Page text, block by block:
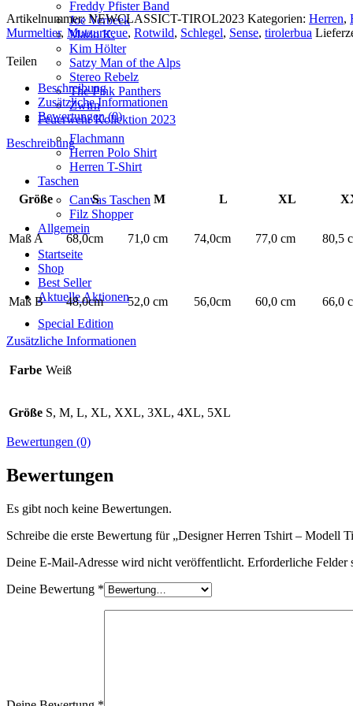
Freddy Pfister Band
Joe Verbeek
Mario K.
Kim Hölter
Satzy Man of the Alps
Stereo Rebelz
The Pink Panthers
Zwirn
Feuerwehr Kollektion 2023
Flachmann
Herren Polo Shirt
Herren T-Shirt
Taschen
Canvas Taschen
Filz Shopper
Allgemein
Startseite
Shop
Best Seller
Aktuelle Aktionen
Special Edition
Modell
Tirol
Editon
2024
Artikelnummer:NEWCLASSICT-TIROL2023 Kategorien: Herren,
Murmeltier, Mutzurtreue, Rotwild, Schlegel, Sense, tirolerbua
Teilen
Beschreibung
Zusätzliche Informationen
Bewertungen (0)
Beschreibung
Größe S M L XL
Maß A 68,0cm 71,0 cm 74,0cm 77,0 cm 80,5
Maß B 48,0cm 52,0 cm 56,0cm 60,0 cm 66,0
Zusätzliche Informationen
Farbe Weiß
Größe S, M, L, XL, XXL, 3XL, 4XL, 5XL
Bewertungen (0)
Bewertungen
Es gibt noch keine Bewertungen.
Schreibe die erste Bewertung für „Designer Herren Tshirt – Modell
Deine E-Mail-Adresse wird nicht veröffentlicht. Erforderliche Felder
Deine Bewertung *